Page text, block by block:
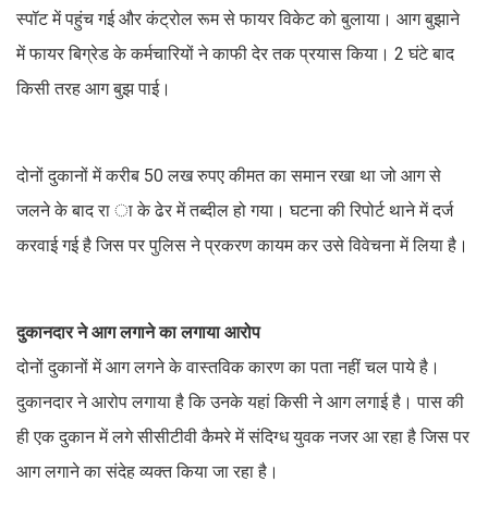
स्पॉट में पहुंच गई और कंट्रोल रूम से फायर विकेट को बुलाया। आग बुझाने
में फायर बिग्रेड के कर्मचारियों ने काफी देर तक प्रयास किया। 2 घंटे बाद
किसी तरह आग बुझ पाई।
दोनों दुकानों में करीब 50 लख रुपए कीमत का समान रखा था जो आग से
जलने के बाद रा ा के ढेर में तब्दील हो गया। घटना की रिपोर्ट थाने में दर्ज
करवाई गई है जिस पर पुलिस ने प्रकरण कायम कर उसे विवेचना में लिया है।
दुकानदार ने आग लगाने का लगाया आरोप
दोनों दुकानों में आग लगने के वास्तविक कारण का पता नहीं चल पाये है।
दुकानदार ने आरोप लगाया है कि उनके यहां किसी ने आग लगाई है। पास की
ही एक दुकान में लगे सीसीटीवी कैमरे में संदिग्ध युवक नजर आ रहा है जिस पर
आग लगाने का संदेह व्यक्त किया जा रहा है।